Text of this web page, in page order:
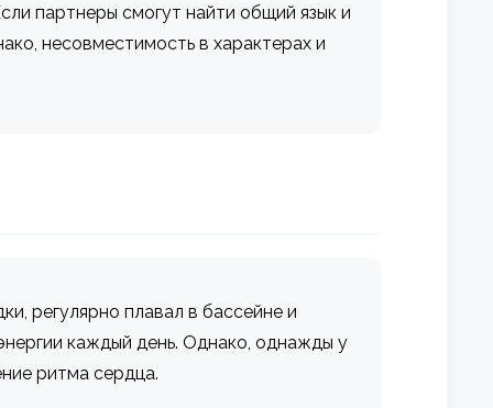
партнеры смогут найти общий язык и
несовместимость в характерах и
регулярно плавал в бассейне и
каждый день. Однако, однажды у
ритма сердца.